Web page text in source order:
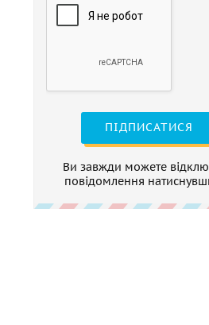
ПІДПИСАТИСЯ
Ви завжди можете
повідомлення